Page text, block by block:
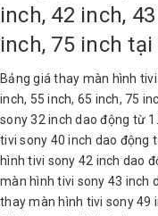
inch, 42 inch,
inch, 75 inch
Bảng giá thay màn hình
inch, 55 inch, 65 inch, 75
sony 32 inch dao động từ
tivi sony 40 inch dao động
hình tivi sony 42 inch dao
màn hình tivi sony 43 inch
thay màn hình tivi sony 49